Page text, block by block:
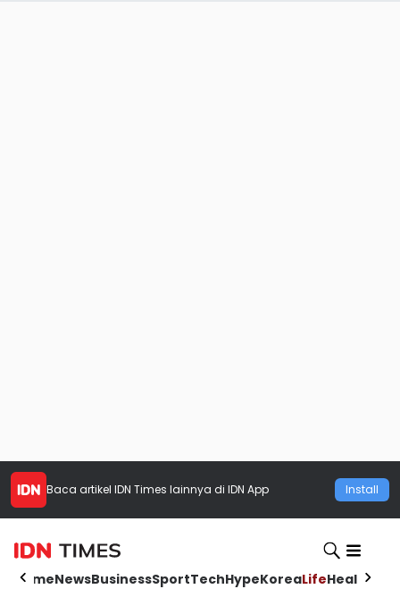
Baca artikel IDN Times lainnya di IDN App Install
HomeNewsBusinessSportTechHypeKoreaLifeHealth